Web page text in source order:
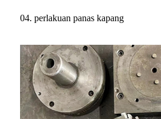
04. perlakuan panas kapang